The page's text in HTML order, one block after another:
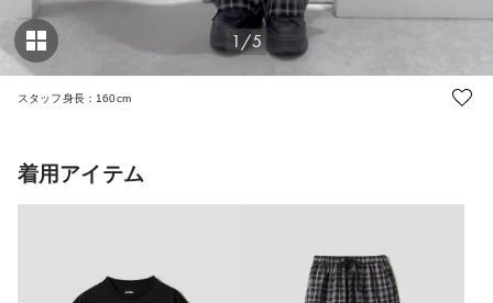
1/5
スタッフ身長：160cm
着用アイテム